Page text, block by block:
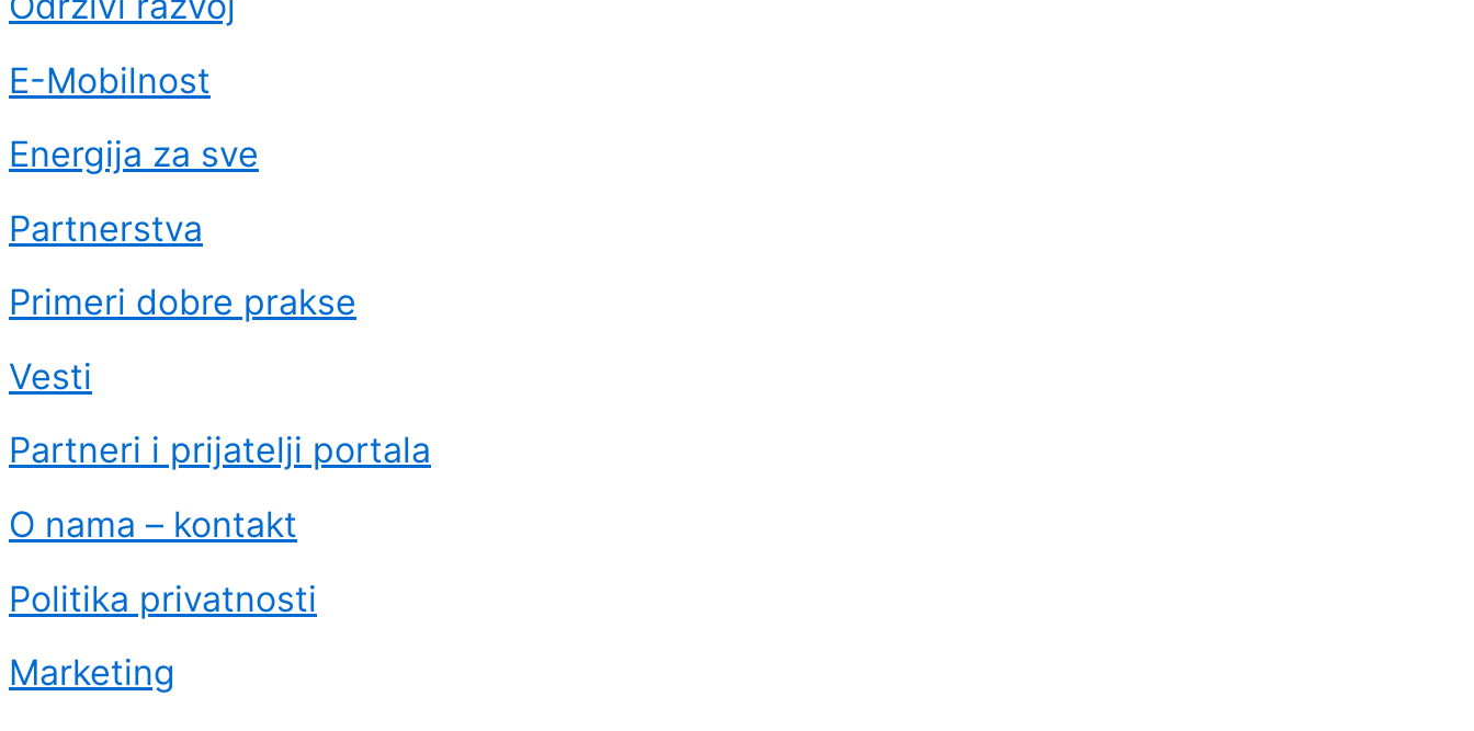
E-Mobilnost
Energija za sve
Partnerstva
Primeri dobre prakse
Vesti
Partneri i prijatelji portala
O nama – kontakt
Politika privatnosti
Marketing